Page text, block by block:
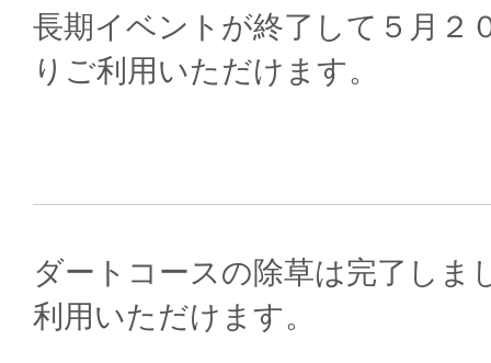
長期イベントが終了して５月２
りご利用いただけます。
ダートコースの除草は完了しま
利用いただけます。